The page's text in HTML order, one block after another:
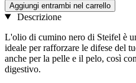
Aggiungi entrambi nel carrello
Descrizione
L'olio di cumino nero di Steifel è
ideale per rafforzare le difese del
anche per la pelle e il pelo, così
digestivo.